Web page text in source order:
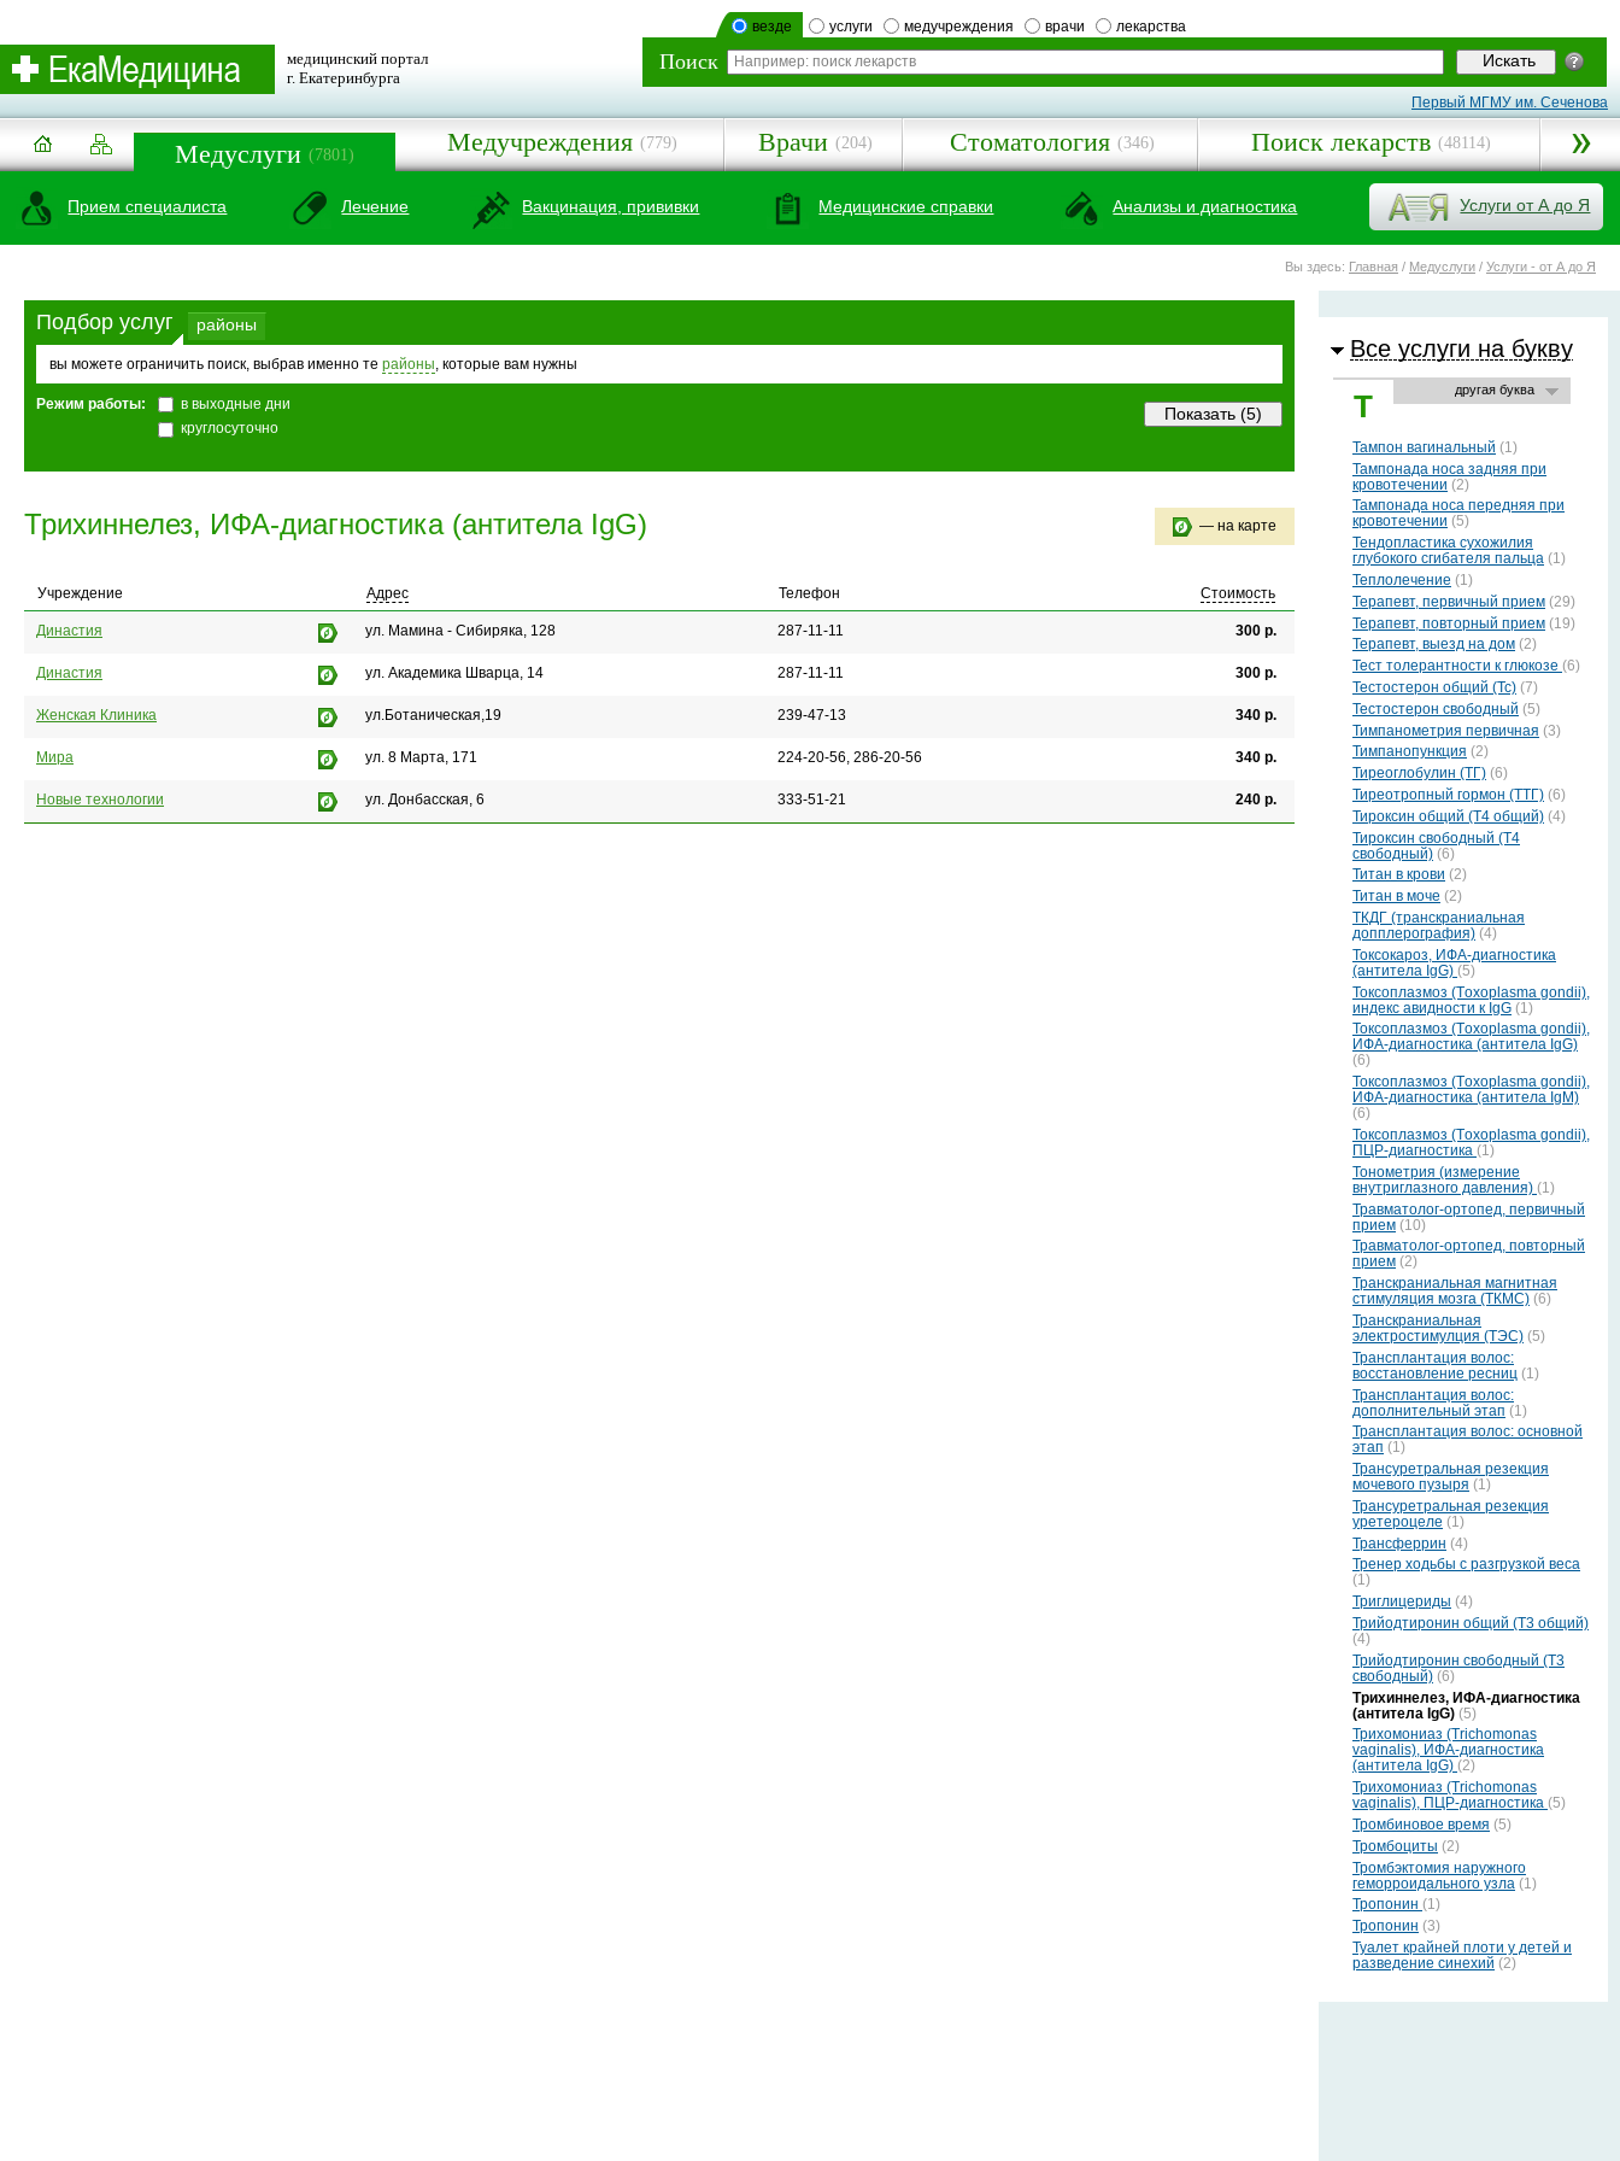
везде услуги медучреждения врачи лекарства
Поиск
медицинский портал
г. Екатеринбурга
Первый МГМУ им. Сеченова
Медуслуги (7801) Медучреждения (779) Врачи (204) Стоматология (346) Поиск лекарств (48114)
Прием специалиста Лечение Вакцинация, прививки Медицинские справки Анализы и диагностика Услуги от А до Я
Вы здесь: Главная / Медуслуги / Услуги - от А до Я
Все услуги на букву
другая буква
Т
Тампон вагинальный (1)
Тампонада носа задняя при
кровотечении (2)
Тампонада носа передняя при
кровотечении (5)
Тендопластика сухожилия
глубокого сгибателя пальца (1)
Теплолечение (1)
Терапевт, первичный прием (29)
Терапевт, повторный прием (19)
Терапевт, выезд на дом (2)
Тест толерантности к глюкозе (6)
Тестостерон общий (Тс) (7)
Тестостерон свободный (5)
Тимпанометрия первичная (3)
Тимпанопункция (2)
Тиреоглобулин (ТГ) (6)
Тиреотропный гормон (ТТГ) (6)
Тироксин общий (Т4 общий) (4)
Тироксин свободный (Т4
свободный) (6)
Титан в крови (2)
Титан в моче (2)
ТКДГ (транскраниальная
допплерография) (4)
Токсокароз, ИФА-диагностика
(антитела IgG) (5)
Токсоплазмоз (Тoxoplasma gondii),
индекс авидности к IgG (1)
Токсоплазмоз (Тoxoplasma gondii),
ИФА-диагностика (антитела IgG)
(6)
Токсоплазмоз (Тoxoplasma gondii),
ИФА-диагностика (антитела IgМ)
(6)
Токсоплазмоз (Тoxoplasma gondii),
ПЦР-диагностика (1)
Тонометрия (измерение
внутриглазного давления) (1)
Травматолог-ортопед, первичный
прием (10)
Травматолог-ортопед, повторный
прием (2)
Транскраниальная магнитная
стимуляция мозга (ТКМС) (6)
Транскраниальная
электростимулция (ТЭС) (5)
Трансплантация волос:
восстановление ресниц (1)
Трансплантация волос:
дополнительный этап (1)
Трансплантация волос: основной
этап (1)
Трансуретральная резекция
мочевого пузыря (1)
Трансуретральная резекция
уретероцеле (1)
Трансферрин (4)
Тренер ходьбы с разгрузкой веса
(1)
Триглицериды (4)
Трийодтиронин общий (Т3 общий)
(4)
Трийодтиронин свободный (Т3
свободный) (6)
Трихиннелез, ИФА-диагностика
(антитела IgG) (5)
Трихомониаз (Trichomonas
vaginalis), ИФА-диагностика
(антитела IgG) (2)
Трихомониаз (Trichomonas
vaginalis), ПЦР-диагностика (5)
Тромбиновое время (5)
Тромбоциты (2)
Тромбэктомия наружного
геморроидального узла (1)
Тропонин (1)
Тропонин (3)
Туалет крайней плоти у детей и
разведение синехий (2)
Подбор услуг районы
вы можете ограничить поиск, выбрав именно те районы, которые вам нужны
Режим работы:
в выходные дни
круглосуточно
— на карте
Трихиннелез, ИФА-диагностика (антитела IgG)
Учреждение Адрес Телефон Стоимость
Династия ул. Мамина - Сибиряка, 128 287-11-11 300 р.
Династия ул. Академика Шварца, 14 287-11-11 300 р.
Женская Клиника ул.Ботаническая,19 239-47-13 340 р.
Мира ул. 8 Марта, 171 224-20-56, 286-20-56 340 р.
Новые технологии ул. Донбасская, 6 333-51-21 240 р.